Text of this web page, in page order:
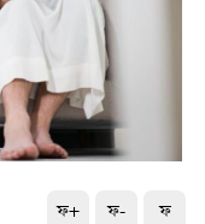
ফ+ ফ- ফ